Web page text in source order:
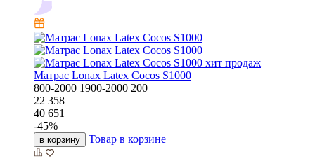
хит продаж
Матрас Lonax Latex Cocos S1000
800-2000 1900-2000 200
22 358
40 651
-45%
в корзину Товар в корзине